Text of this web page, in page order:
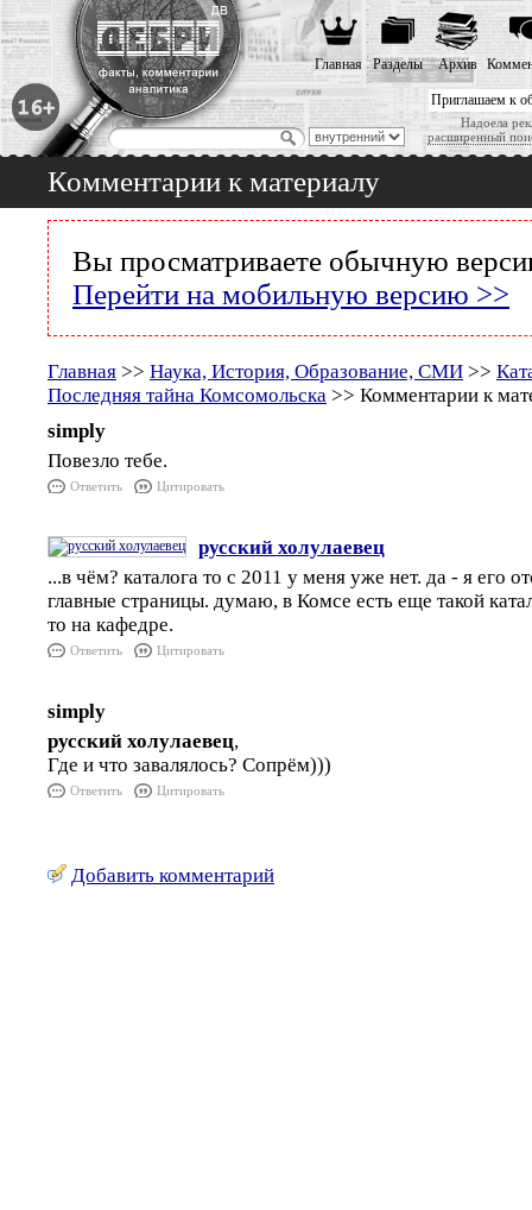
Приглашаем к
Надоела
расширенный
Главная Разделы Архив
Комментарии к материалу
Вы просматриваете обычную
Перейти на мобильную версию >>
Главная >> Наука, История, Образование, СМИ >>
Последняя тайна Комсомольска >> Комментарии к
simply
Повезло тебе.
Ответить Цитировать
русский холулаевец
...в чём? каталога то с 2011 у меня уже нет. да - я его
главные страницы. думаю, в Комсе есть еще такой
то на кафедре.
Ответить Цитировать
simply
русский холулаевец,
Где и что завалялось? Сопрём)))
Ответить Цитировать
Добавить комментарий